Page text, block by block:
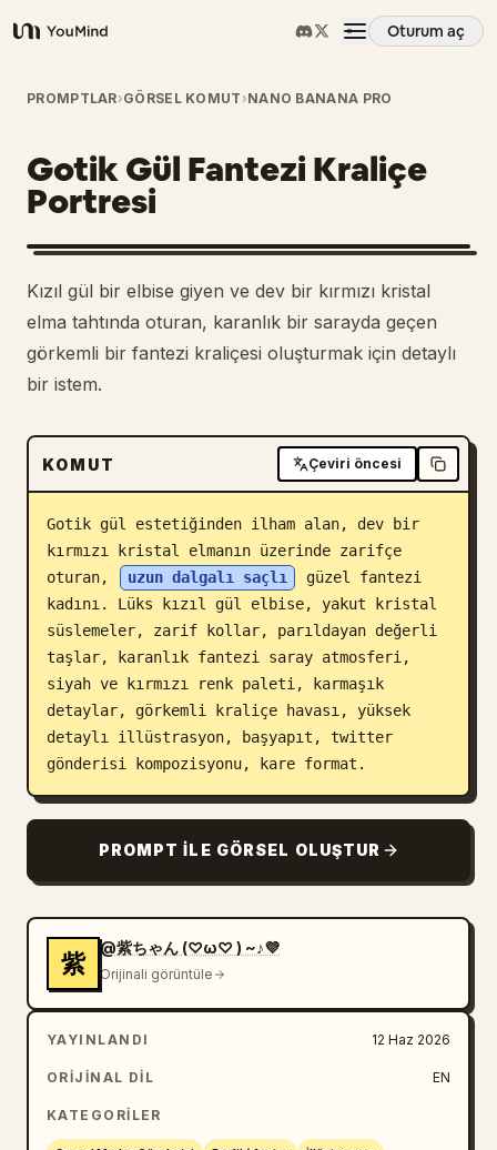
YouMind
Oturum aç
Genel Bakış
Kullanım Senaryoları
Beceriler
İstemler
Fiyatlandırma
İndir
Blog
Güncellemeler
PROMPTLAR›GÖRSEL KOMUT ›NANO BANANA PRO
Gotik Gül Fantezi Kraliçe
Portresi
Kızıl gül bir elbise giyen ve dev bir kırmızı kristal
elma tahtında oturan, karanlık bir sarayda geçen
görkemli bir fantezi kraliçesi oluşturmak için detaylı
bir istem.
KOMUT Çeviri öncesi
Gotik gül estetiğinden ilham alan, dev bir
kırmızı kristal elmanın üzerinde zarifçe
oturan,
uzun dalgalı saçlı
güzel fantezi
kadını. Lüks kızıl gül elbise, yakut kristal
süslemeler, zarif kollar, parıldayan değerli
taşlar, karanlık fantezi saray atmosferi,
siyah ve kırmızı renk paleti, karmaşık
detaylar, görkemli kraliçe havası, yüksek
detaylı illüstrasyon, başyapıt, twitter
gönderisi kompozisyonu, kare format.
PROMPT ILE GÖRSEL OLUŞTUR
紫
@紫ちゃん (⁠♡⁠ω⁠♡⁠ ⁠)⁠ ⁠~⁠♪💜
Orijinali görüntüle
YAYINLANDI 12 Haz 2026
ORIJINAL DIL EN
KATEGORILER